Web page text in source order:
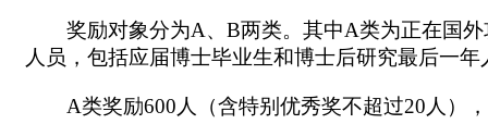
奖励对象分为A、B两类。其中A类为正在国
人员，包括应届博士毕业生和博士后研究最后一
A类奖励600人（含特别优秀奖不超过20人）